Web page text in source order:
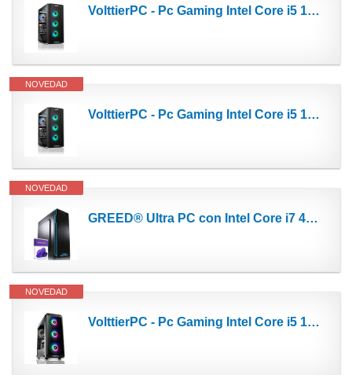
VolttierPC - Pc Gaming Intel Core i5 10400F 6x4.30Ghz | Nvidia Geforce RTX3050 8GB | 32GB DDR4 | 1TB...
NOVEDAD
VolttierPC - Pc Gaming Intel Core i5 10400F 6x4.30Ghz | RTX2060 6GB | 32GB DDR4 | 1TB M.2 SSD | WiFi...
NOVEDAD
GREED® Ultra PC con Intel Core i7 4790 - Ordenador rápido + Ordenador para la Oficina y el hogar...
NOVEDAD
VolttierPC - Pc Gaming Intel Core i5 10400F 6x4.30Ghz | Nvidia GeForce GTX1650 4GB | RAM 32GB DDR4 |...